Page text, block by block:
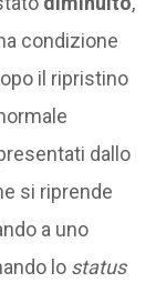
condizione
il ripristino
dallo
si riprende
a uno
lo status